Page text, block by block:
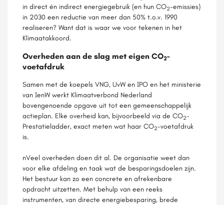
in direct én indirect energiegebruik (en hun CO2-emissies)
in 2030 een reductie van meer dan 50% t.o.v. 1990
realiseren? Want dat is waar we voor tekenen in het
Klimaatakkoord.
Overheden aan de slag met eigen CO2-
voetafdruk
Samen met de koepels VNG, UvW en IPO en het ministerie
van IenW werkt Klimaatverbond Nederland
bovengenoende opgave uit tot een gemeenschappelijk
actieplan. Elke overheid kan, bijvoorbeeld via de CO2-
Prestatieladder, exact meten wat haar CO2-voetafdruk
is.
nVeel overheden doen dit al. De organisatie weet dan
voor elke afdeling en taak wat de besparingsdoelen zijn.
Het bestuur kan zo een concrete en afrekenbare
opdracht uitzetten. Met behulp van een reeks
instrumenten, van directe energiebesparing, brede